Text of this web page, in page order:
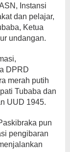
Instansi
dan pelajar,
Ketua
undangan.
DPRD
merah putih
Tubaba dan
UUD 1945.
pun
pengibaran